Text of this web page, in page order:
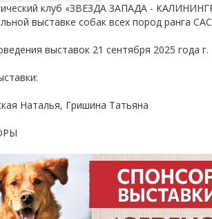
клуб «ЗВЕЗДА ЗАПАДА -
выставке собак всех пород ранга
выставок 21 сентября 2025 года
Наталья, Гришина Татьяна